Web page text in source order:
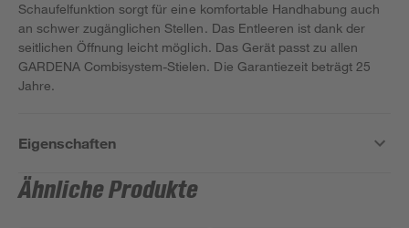
Schaufelfunktion sorgt für eine komfortable Handhabung auch
an schwer zugänglichen Stellen. Das Entleeren ist dank der
seitlichen Öffnung leicht möglich. Das Gerät passt zu allen
GARDENA Combisystem-Stielen. Die Garantiezeit beträgt 25
Jahre.
Eigenschaften
Ähnliche Produkte